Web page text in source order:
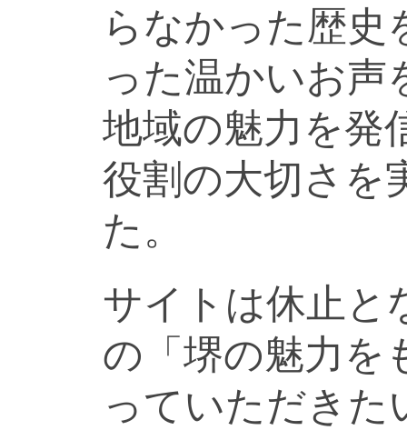
らなかった歴史
った温かいお声
地域の魅力を発
役割の大切さを
た。
サイトは休止と
の「堺の魅力を
っていただきた